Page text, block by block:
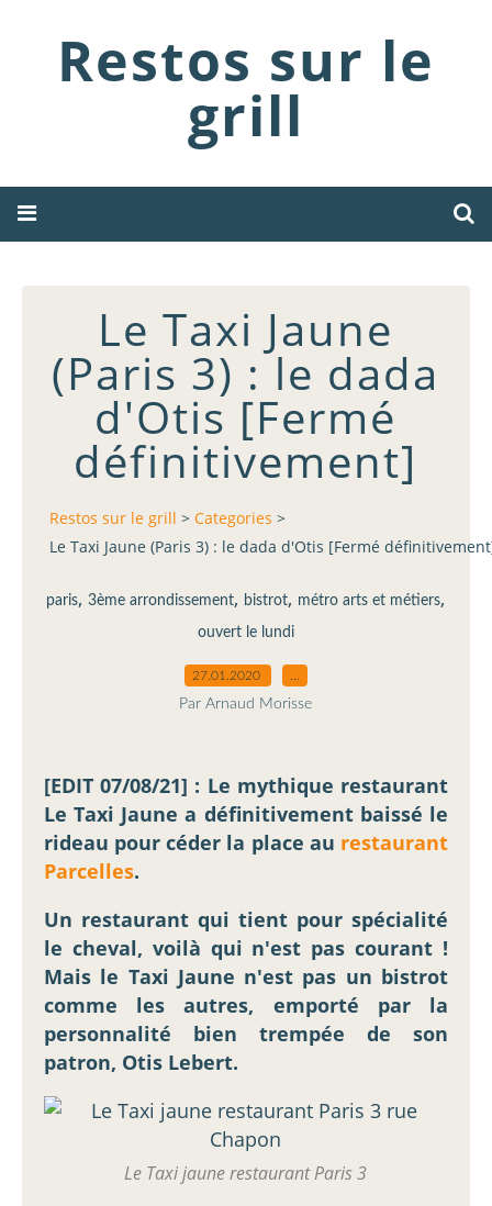
Restos sur le
grill
Le Taxi Jaune
(Paris 3) : le dada
d'Otis [Fermé
définitivement]
Restos sur le grill > Categories >
Le Taxi Jaune (Paris 3) : le dada d'Otis [Fermé
paris,3ème arrondissement, bistrot, métro arts et métiers,
ouvert le lundi
27.01.2020
Par Arnaud Morisse
[EDIT 07/08/21] : Le mythique restaurant
Le Taxi Jaune a définitivement baissé le
rideau pour céder la place au restaurant
Parcelles.
Un restaurant qui tient pour spécialité
le cheval, voilà qui n'est pas courant !
Mais le Taxi Jaune n'est pas un bistrot
comme les autres, emporté par la
personnalité bien trempée de son
patron, Otis Lebert.
Le Taxi jaune restaurant Paris 3